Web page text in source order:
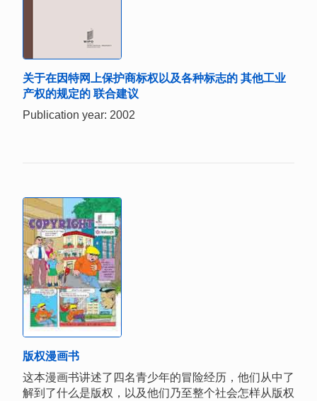
关于在因特网上保护商标权以及各种标志的 其他工业
产权的规定的 联合建议
Publication year: 2002
版权漫画书
这本漫画书讲述了四名青少年的冒险经历，他们从中了
解到了什么是版权，以及他们乃至整个社会怎样从版权